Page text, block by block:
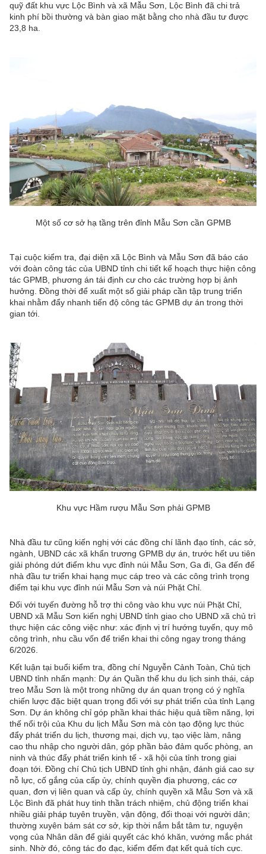
quỹ đất khu vực Lộc Bình và xã Mẫu Sơn, Lộc Bình đã chi trả
kinh phí bồi thường và bàn giao mặt bằng cho nhà đầu tư được
23,8 ha.
Một số cơ sở hạ tầng trên đỉnh Mẫu Sơn cần GPMB
Tại cuộc kiểm tra, đại diện xã Lộc Bình và Mẫu Sơn đã báo cáo
với đoàn công tác của UBND tỉnh chi tiết kế hoạch thực hiện công
tác GPMB, phương án tái định cư cho các trường hợp bị ảnh
hưởng. Đồng thời để xuất một số giải pháp cần tập trung triển
khai nhằm đẩy nhanh tiến độ công tác GPMB dự án trong thời
gian tới.
Khu vực Hầm rượu Mẫu Sơn phải GPMB
Nhà đầu tư cũng kiến nghị với các đồng chí lãnh đạo tỉnh, các sở,
ngành, UBND các xã khẩn trương GPMB dự án, trước hết ưu tiên
giải phóng dứt điểm khu vực đỉnh núi Mẫu Sơn, Ga đi, Ga đến để
nhà đầu tư triển khai hạng mục cáp treo và các công trình trọng
điểm tại khu vực đỉnh núi Mẫu Sơn và núi Phặt Chỉ.
Đối với tuyến đường hỗ trợ thi công vào khu vực núi Phặt Chỉ,
UBND xã Mẫu Sơn kiến nghị UBND tỉnh giao cho UBND xã chủ trì
thực hiện các công việc như: xác định vị trí hướng tuyến, quy mô
công trình, nhu cầu vốn để triển khai thi công ngay trong tháng
6/2026.
Kết luận tại buổi kiểm tra, đồng chí Nguyễn Cảnh Toàn, Chủ tịch
UBND tỉnh nhấn mạnh: Dự án Quần thể khu du lịch sinh thái, cáp
treo Mẫu Sơn là một trong những dự án quan trọng có ý nghĩa
chiến lược đặc biệt quan trọng đối với sự phát triển của tỉnh Lạng
Sơn. Dự án không chỉ góp phần khai thác hiệu quả tiềm năng, lợi
thế nổi trội của Khu du lịch Mẫu Sơn mà còn tạo động lực thúc
đẩy phát triển du lịch, thương mại, dịch vụ, tạo việc làm, nâng
cao thu nhập cho người dân, góp phần bảo đảm quốc phòng, an
ninh và thúc đẩy phát triển kinh tế - xã hội của tỉnh trong giai
đoạn tới. Đồng chí Chủ tịch UBND tỉnh ghi nhận, đánh giá cao sự
nỗ lực, cố gắng của cấp ủy, chính quyền địa phương, các cơ
quan, đơn vị liên quan và cấp ủy, chính quyền xã Mẫu Sơn và xã
Lộc Bình đã phát huy tinh thần trách nhiệm, chủ động triển khai
nhiều giải pháp tuyên truyền, vận động, đối thoại với người dân;
thường xuyên bám sát cơ sở, kịp thời nắm bắt tâm tư, nguyện
vọng của Nhân dân để giải quyết các khó khăn, vướng mắc phát
sinh. Nhờ đó, công tác đo đạc, kiểm đếm đạt kết quả tích cực.